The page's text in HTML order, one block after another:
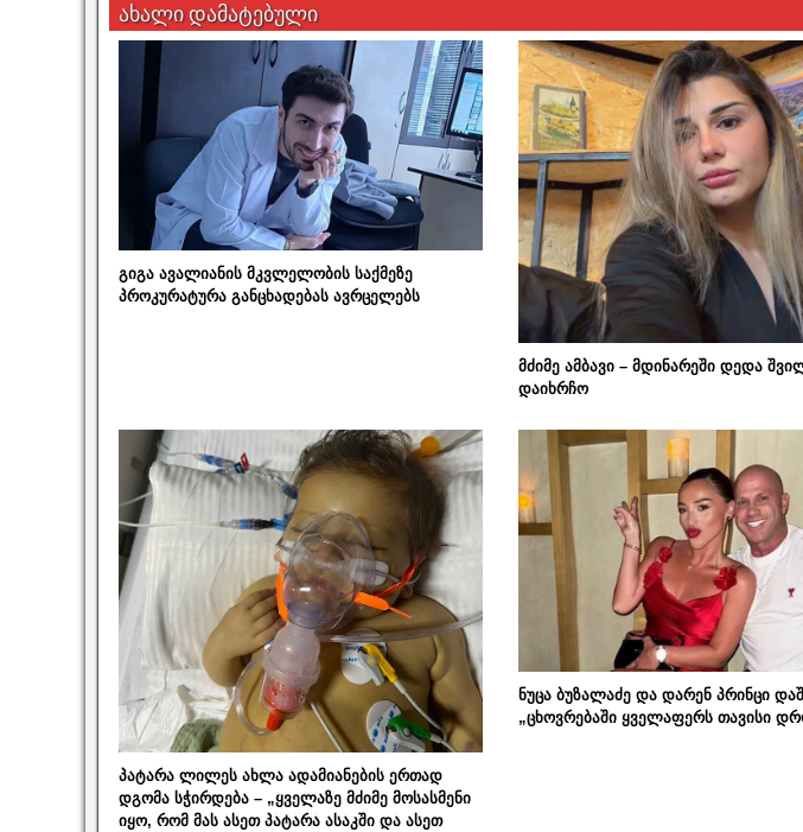
ახალი დამატებული
გიგა ავალიანის მკვლელობის საქმეზე
პროკურატურა განცხადებას ავრცელებს
მძიმე ამბავი – მდინარეში დედა
დაიხრჩო
პატარა ლილეს ახლა ადამიანების ერთად
დგომა სჭირდება – „ყველაზე მძიმე მოსასმენი
იყო, რომ მას ასეთ პატარა ასაკში და ასეთ
ნუცა ბუზალაძე და დარენ პრინცი
„ცხოვრებაში ყველაფერს თავისი